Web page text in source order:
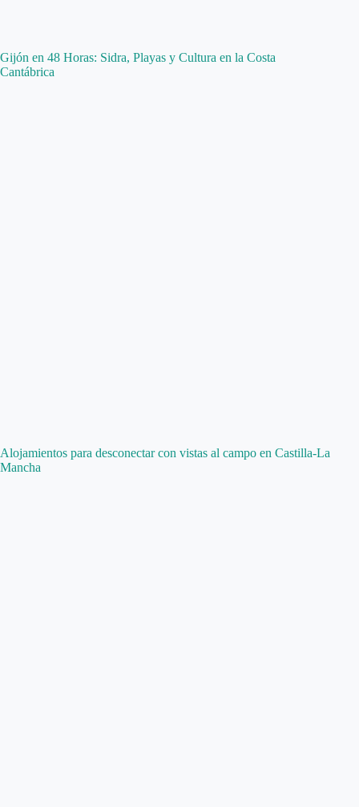
Gijón en 48 Horas: Sidra, Playas y Cultura en la Costa
Cantábrica
Alojamientos para desconectar con vistas al campo en Castilla-La
Mancha